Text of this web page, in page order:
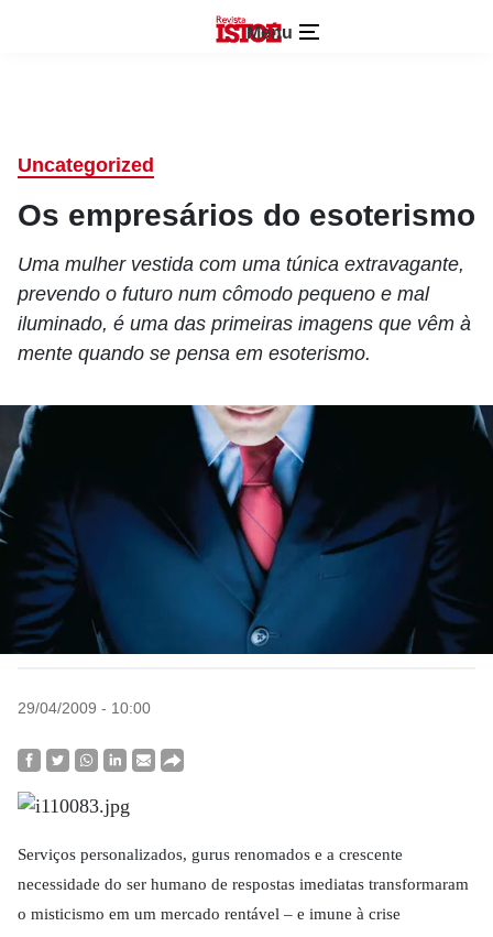
Menu
Uncategorized
Os empresários do esoterismo
Uma mulher vestida com uma túnica extravagante,
prevendo o futuro num cômodo pequeno e mal
iluminado, é uma das primeiras imagens que vêm à
mente quando se pensa em esoterismo.
29/04/2009 - 10:00
Serviços personalizados, gurus renomados e a crescente
necessidade do ser humano de respostas imediatas transformaram
o misticismo em um mercado rentável – e imune à crise